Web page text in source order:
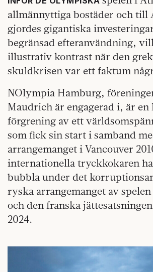
allmännyttiga bostäder och till
gjordes gigantiska
begränsad efteranvändning,
illustrativ kontrast när den
skuldkrisen var ett faktum
NOlympia Hamburg,
Maudrich är engagerad i, är en
förgrening av ett
som fick sin start i samband
arrangemanget i Vancouver
internationella tryckkokaren
bubbla under det
ryska arrangemanget av spelen
och den franska
2024.